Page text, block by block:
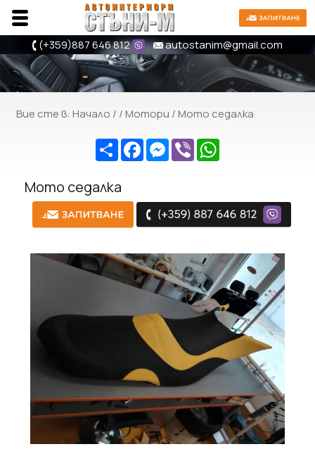
(+359)887 646 812 autostanim@gmail.com
Вие сте в: Начало / /Мотори / Мото седалка
ShareFacebookMessenger
Viber
Мото седалка